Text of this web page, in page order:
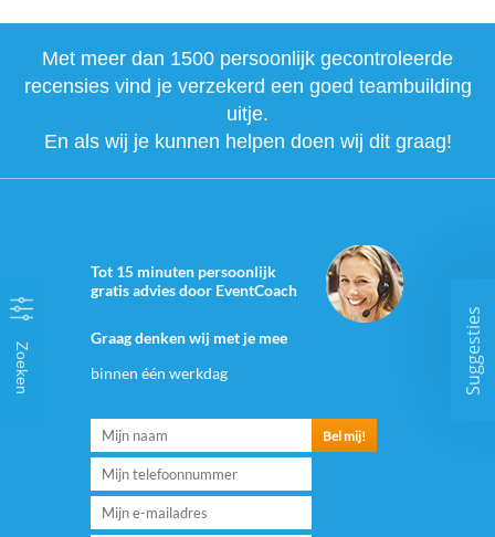
Zoeken
Met meer dan 1500 persoonlijk gecontroleerde
recensies vind je verzekerd een goed teambuilding
uitje.
En als wij je kunnen helpen doen wij dit graag!
Tot 15 minuten persoonlijk
gratis advies door EventCoach
Graag denken wij met je mee
binnen één werkdag
Suggesties